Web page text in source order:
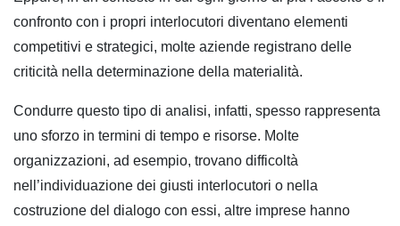
confronto con i propri interlocutori diventano elementi
competitivi e strategici, molte aziende registrano delle
criticità nella determinazione della materialità.
Condurre questo tipo di analisi, infatti, spesso rappresenta
uno sforzo in termini di tempo e risorse. Molte
organizzazioni, ad esempio, trovano difficoltà
nell’individuazione dei giusti interlocutori o nella
costruzione del dialogo con essi, altre imprese hanno